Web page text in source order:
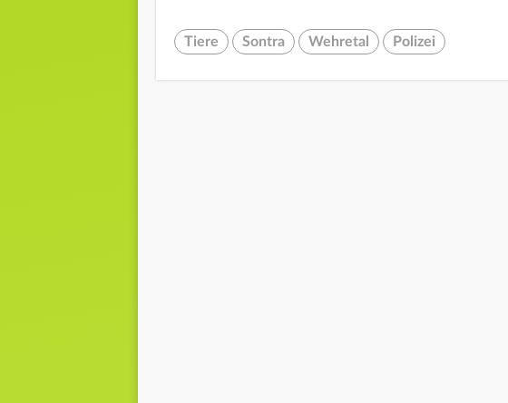
Tiere Sontra Wehretal Polizei